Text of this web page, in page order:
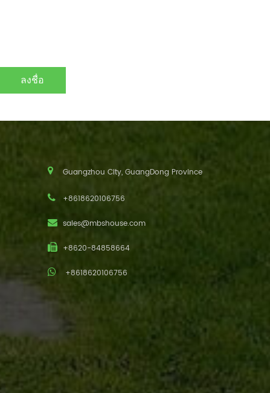
Guangzhou City, GuangDong Province
+8618620106756
sales@mbshouse.com
+8620-84858664
+8618620106756